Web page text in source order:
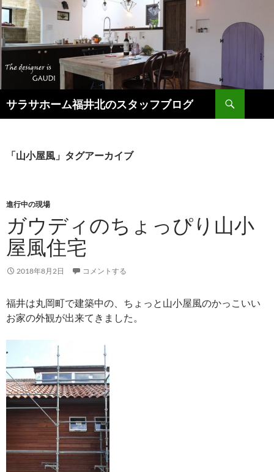
サラサホーム福井北のスタッフブログ
索
ン
キ
プ
「山小屋風」タグアーカイブ
進行中の現場
ガウディのちょっぴり山小
屋風住宅
2018年8月2日 コメントする
福井は丸岡町で建築中の、ちょっと山小屋風のかっこいい
お家の外観が出来てきました。